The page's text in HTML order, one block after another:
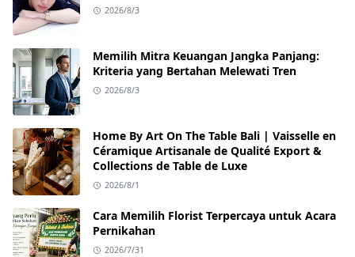
2026/8/3
Memilih Mitra Keuangan Jangka Panjang:
Kriteria yang Bertahan Melewati Tren
2026/8/3
Home By Art On The Table Bali | Vaisselle en
Céramique Artisanale de Qualité Export &
Collections de Table de Luxe
2026/8/1
Cara Memilih Florist Terpercaya untuk Acara
Pernikahan
2026/7/31